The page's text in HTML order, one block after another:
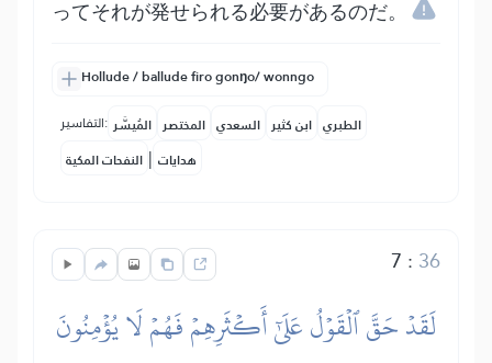
ってそれが発せられる必要があるのだ。
Hollude / ballude firo gonŋo/ wonngo
التفاسير: المُيسَّر المختصر السعدي ابن كثير الطبري
النفحات المكية | هدايات
7 : 36
لَقَدۡ حَقَّ ٱلۡقَوۡلُ عَلَىٰٓ أَكۡثَرِهِمۡ فَهُمۡ لَا يُؤۡمِنُونَ